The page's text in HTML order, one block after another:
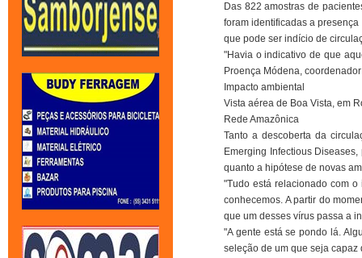
Das 822 amostras de
foram identificadas a
que pode ser indício de
"Havia o indicativo de que
Proença Módena,
Impacto ambiental
Vista aérea de Boa Vista, em
Rede Amazônica
Tanto a descoberta da
Emerging Infectious
quanto a hipótese de novas
"Tudo está relacionado com
conhecemos. A partir do
que um desses vírus passa a
"A gente está se pondo lá.
seleção de um que seja capaz